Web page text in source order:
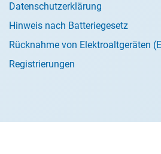
Datenschutzerklärung
Hinweis nach Batteriegesetz
Rücknahme von Elektroaltgeräten
Registrierungen